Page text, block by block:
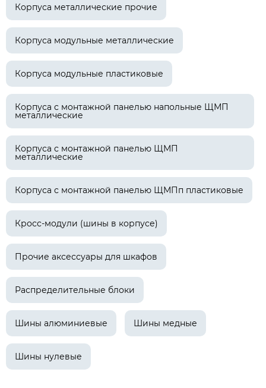
Корпуса металлические прочие
Корпуса модульные металлические
Корпуса модульные пластиковые
Корпуса с монтажной панелью напольные ЩМП
металлические
Корпуса с монтажной панелью ЩМП
металлические
Корпуса с монтажной панелью ЩМПп пластиковые
Кросс-модули (шины в корпусе)
Прочие аксессуары для шкафов
Распределительные блоки
Шины алюминиевые Шины медные
Шины нулевые